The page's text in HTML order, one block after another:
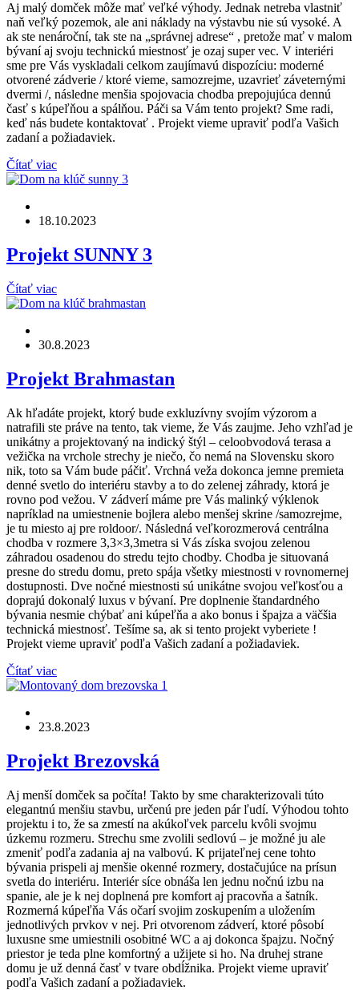
Aj malý domček môže mať veľké výhody. Jednak netreba vlastniť
naň veľký pozemok, ale ani náklady na výstavbu nie sú vysoké. A
ak ste nenároční, tak ste na „správnej adrese“ , pretože mať v malom
bývaní aj svoju technickú miestnosť je ozaj super vec. V interiéri
sme pre Vás vyskladali celkom zaujímavú dispozíciu: moderné
otvorené zádverie / ktoré vieme, samozrejme, uzavrieť záveternými
dvermi /, následne menšia spojovacia chodba prepojujúca dennú
časť s kúpeľňou a spálňou. Páči sa Vám tento projekt? Sme radi,
keď nás budete kontaktovať . Projekt vieme upraviť podľa Vašich
zadaní a požiadaviek.
Čítať viac
18.10.2023
Projekt SUNNY 3
Čítať viac
30.8.2023
Projekt Brahmastan
Ak hľadáte projekt, ktorý bude exkluzívny svojím výzorom a
natrafili ste práve na tento, tak vieme, že Vás zaujme. Jeho vzhľad je
unikátny a projektovaný na indický štýl – celoobvodová terasa a
vežička na vrchole strechy je niečo, čo nemá na Slovensku skoro
nik, toto sa Vám bude páčiť. Vrchná veža dokonca jemne premieta
denné svetlo do interiéru stavby a to do zelenej záhrady, ktorá je
rovno pod vežou. V zádverí máme pre Vás malinký výklenok
napríklad na umiestnenie bojlera alebo menšej skrine /samozrejme,
je tu miesto aj pre roldoor/. Následná veľkorozmerová centrálna
chodba v rozmere 3,3×3,3metra si Vás získa svojou zelenou
záhradou osadenou do stredu tejto chodby. Chodba je situovaná
presne do stredu domu, preto spája všetky miestnosti v rovnomernej
dostupnosti. Dve nočné miestnosti sú unikátne svojou veľkosťou a
doprajú dokonalý luxus v bývaní. Pre doplnenie štandardného
bývania nesmie chýbať ani kúpeľňa a ako bonus i špajza a väčšia
technická miestnosť. Tešíme sa, ak si tento projekt vyberiete !
Projekt vieme upraviť podľa Vašich zadaní a požiadaviek.
Čítať viac
23.8.2023
Projekt Brezovská
Aj menší domček sa počíta! Takto by sme charakterizovali túto
elegantnú menšiu stavbu, určenú pre jeden pár ľudí. Výhodou tohto
projektu i to, že sa zmestí na akúkoľvek parcelu kvôli svojmu
úzkemu rozmeru. Strechu sme zvolili sedlovú – je možné ju ale
zmeniť podľa zadania aj na valbovú. K prijateľnej cene tohto
bývania prispeli aj menšie okenné rozmery, dostačujúce na prísun
svetla do interiéru. Interiér síce obnáša len jednu nočnú izbu na
spanie, ale je k nej doplnená pre komfort aj pracovňa a šatník.
Rozmerná kúpeľňa Vás očarí svojim zoskupením a uložením
jednotlivých prvkov v nej. Pri otvorenom zádverí, ktoré pôsobí
luxusne sme umiestnili osobitné WC a aj dokonca špajzu. Nočný
priestor je teda plne komfortný a užijete si ho. Na druhej strane
domu je už denná časť v tvare obdĺžnika. Projekt vieme upraviť
podľa Vašich zadaní a požiadaviek.